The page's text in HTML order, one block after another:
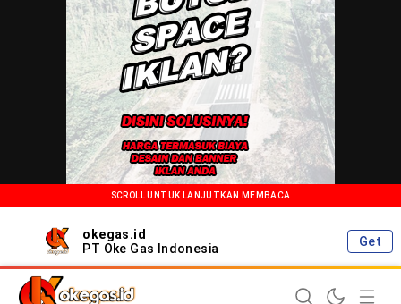
SCROLL UNTUK LANJUTKAN MEMBACA
okegas.id
PT Oke Gas Indonesia
Get